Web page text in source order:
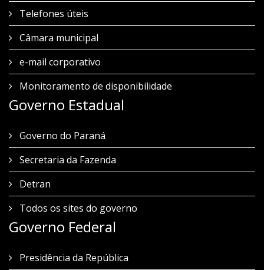
Telefones úteis
Câmara municipal
e-mail corporativo
Monitoramento de disponibilidade
Governo Estadual
Governo do Paraná
Secretaria da Fazenda
Detran
Todos os sites do governo
Governo Federal
Presidência da República